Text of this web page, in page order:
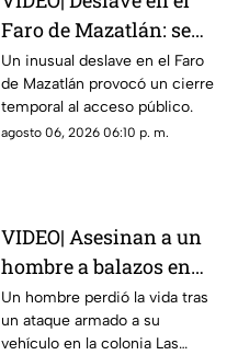
Faro de Mazatlán: se
mantiene el cierre
temporal
Un inusual deslave en el Faro
de Mazatlán provocó un cierre
temporal al acceso público.
agosto 06, 2026 06:10 p. m.
VIDEO| Asesinan a un
hombre a balazos en
Las Qunitas, Culiacán
Un hombre perdió la vida tras
un ataque armado a su
vehículo en la colonia Las